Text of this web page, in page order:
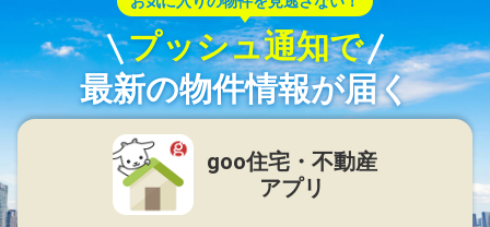
プッシュ通知で
最新の物件情報が届く
goo住宅・不動産
アプリ